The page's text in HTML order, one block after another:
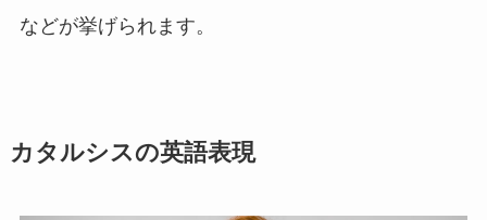
などが挙げられます。
カタルシスの英語表現